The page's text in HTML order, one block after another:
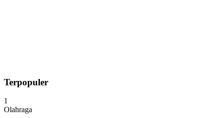
Terpopuler
1
Olahraga